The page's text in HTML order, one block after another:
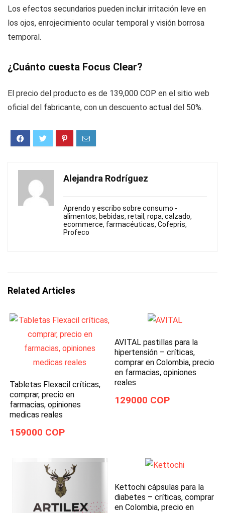
Los efectos secundarios pueden incluir irritación leve en
los ojos, enrojecimiento ocular temporal y visión borrosa
temporal.
¿Cuánto cuesta Focus Clear?
El precio del producto es de 139,000 COP en el sitio web
oficial del fabricante, con un descuento actual del 50%.
Alejandra Rodríguez
Aprendo y escribo sobre consumo -
alimentos, bebidas, retail, ropa, calzado,
ecommerce, farmacéuticas, Cofepris,
Profeco
Related Articles
Tabletas Flexacil críticas,
comprar, precio en
farmacias, opiniones
medicas reales
159000 COP
AVITAL pastillas para la
hipertensión – críticas,
comprar en Colombia, precio
en farmacias, opiniones
reales
129000 COP
Kettochi cápsulas para la
diabetes – críticas, comprar
en Colombia, precio en